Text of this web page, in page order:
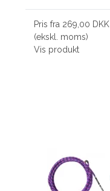
Pris fra 269,00 DKK
(ekskl. moms)
Vis produkt